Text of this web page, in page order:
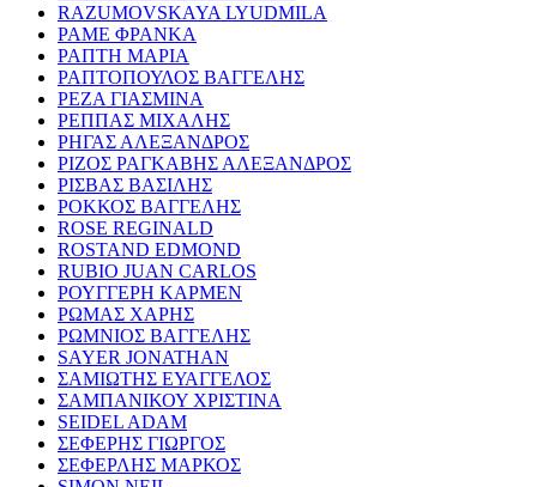
RAZUMOVSKAYA LYUDMILA
ΡΑΜΕ ΦΡΑΝΚΑ
ΡΑΠΤΗ ΜΑΡΙΑ
ΡΑΠΤΟΠΟΥΛΟΣ ΒΑΓΓΕΛΗΣ
ΡΕΖΑ ΓΙΑΣΜΙΝΑ
ΡΕΠΠΑΣ ΜΙΧΑΛΗΣ
ΡΗΓΑΣ ΑΛΕΞΑΝΔΡΟΣ
ΡΙΖΟΣ ΡΑΓΚΑΒΗΣ ΑΛΕΞΑΝΔΡΟΣ
ΡΙΣΒΑΣ ΒΑΣΙΛΗΣ
ΡΟΚΚΟΣ ΒΑΓΓΕΛΗΣ
ROSE REGINALD
ROSTAND EDMOND
RUBIO JUAN CARLOS
ΡΟΥΓΓΕΡΗ ΚΑΡΜΕΝ
ΡΩΜΑΣ ΧΑΡΗΣ
ΡΩΜΝΙΟΣ ΒΑΓΓΕΛΗΣ
SAYER JONATHAN
ΣΑΜΙΩΤΗΣ ΕΥΑΓΓΕΛΟΣ
ΣΑΜΠΑΝΙΚΟΥ ΧΡΙΣΤΙΝΑ
SEIDEL ADAM
ΣΕΦΕΡΗΣ ΓΙΩΡΓΟΣ
ΣΕΦΕΡΛΗΣ ΜΑΡΚΟΣ